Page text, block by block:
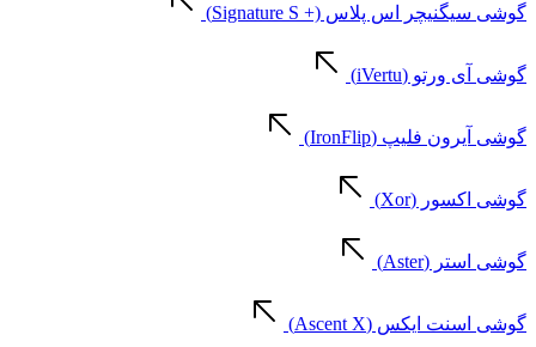
گوشی سیگنیچر اس پلاس (+ Signature S)
گوشی آی ورتو (iVertu)
گوشی آیرون فلیپ (IronFlip)
گوشی اکسور (Xor)
گوشی استر (Aster)
گوشی اسنت ایکس (Ascent X)